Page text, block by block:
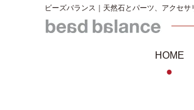
ビーズバランス｜天然石とパーツ、アクセ
HOME
●